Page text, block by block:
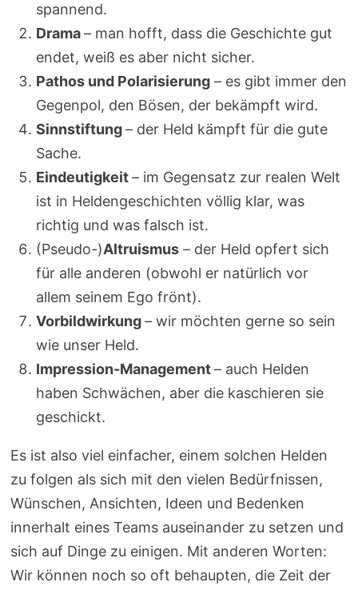
spannend.
Drama– man hofft, dass die Geschichte gut
endet, weiß es aber nicht sicher.
Pathos und Polarisierung – es gibt immer den
Gegenpol, den Bösen, der bekämpft wird.
Sinnstiftung– der Held kämpft für die gute
Sache.
Eindeutigkeit– im Gegensatz zur realen Welt
ist in Heldengeschichten völlig klar, was
richtig und was falsch ist.
(Pseudo-)Altruismus – der Held opfert sich
für alle anderen (obwohl er natürlich vor
allem seinem Ego frönt).
Vorbildwirkung– wir möchten gerne so sein
wie unser Held.
Impression-Management – auch Helden
haben Schwächen, aber die kaschieren sie
geschickt.
Es ist also viel einfacher, einem solchen Helden
zu folgen als sich mit den vielen Bedürfnissen,
Wünschen, Ansichten, Ideen und Bedenken
innerhalt eines Teams auseinander zu setzen und
sich auf Dinge zu einigen. Mit anderen Worten:
Wir können noch so oft behaupten, die Zeit der